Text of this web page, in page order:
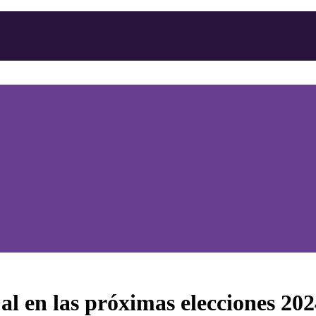
en las próximas elecciones